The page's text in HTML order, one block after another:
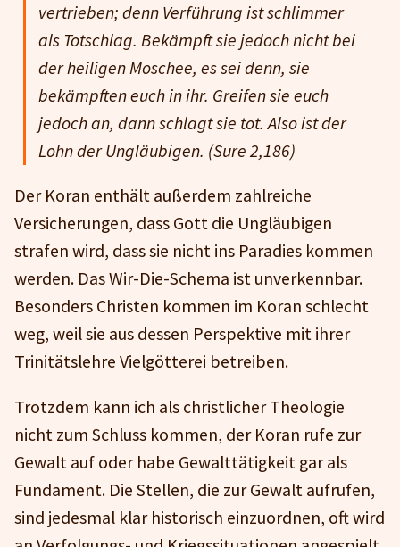
vertrieben; denn Verführung ist schlimmer
als Totschlag. Bekämpft sie jedoch nicht bei
der heiligen Moschee, es sei denn, sie
bekämpften euch in ihr. Greifen sie euch
jedoch an, dann schlagt sie tot. Also ist der
Lohn der Ungläubigen. (Sure 2,186)
Der Koran enthält außerdem zahlreiche
Versicherungen, dass Gott die Ungläubigen
strafen wird, dass sie nicht ins Paradies kommen
werden. Das Wir-Die-Schema ist unverkennbar.
Besonders Christen kommen im Koran schlecht
weg, weil sie aus dessen Perspektive mit ihrer
Trinitätslehre Vielgötterei betreiben.
Trotzdem kann ich als christlicher Theologie
nicht zum Schluss kommen, der Koran rufe zur
Gewalt auf oder habe Gewalttätigkeit gar als
Fundament. Die Stellen, die zur Gewalt aufrufen,
sind jedesmal klar historisch einzuordnen, oft wird